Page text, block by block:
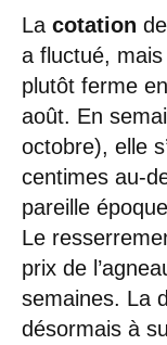
La cotation
a fluctué,
plutôt ferme
août. En
octobre), elle
centimes au-
pareille
Le
prix de
semaines. La
désormais à